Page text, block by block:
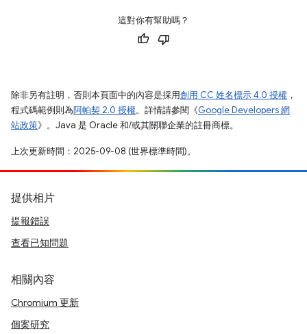
這對你有幫助嗎？
除非另有註明，否則本頁面中的內容是採用創用 CC 姓名標示 4.0 授權 ，
程式碼範例則為阿帕契 2.0 授權。詳情請參閱《Google Developers 網
站政策》。Java 是 Oracle 和/或其關聯企業的註冊商標。
上次更新時間：2025-09-08 (世界標準時間)。
提供相片
提報錯誤
查看已知問題
相關內容
Chromium 更新
個案研究